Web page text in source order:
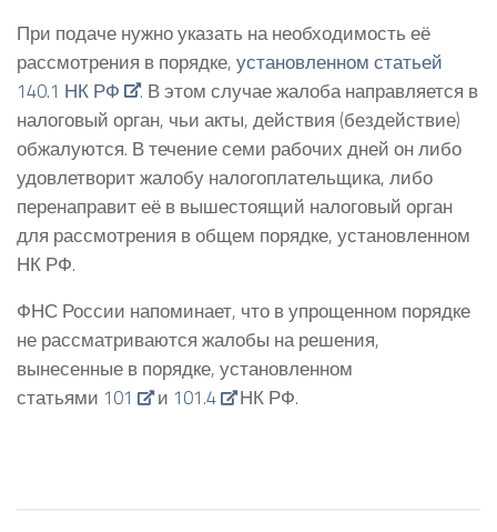
При подаче нужно указать на необходимость её
рассмотрения в порядке, установленном статьей
140.1 НК РФ
. В этом случае жалоба направляется в
налоговый орган, чьи акты, действия (бездействие)
обжалуются. В течение семи рабочих дней он либо
удовлетворит жалобу налогоплательщика, либо
перенаправит её в вышестоящий налоговый орган
для рассмотрения в общем порядке, установленном
НК РФ.
ФНС России напоминает, что в упрощенном порядке
не рассматриваются жалобы на решения,
вынесенные в порядке, установленном
статьями 101 и 101.4 НК РФ.